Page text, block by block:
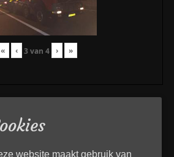
« ‹ 3van 4 › »
website maakt gebruik van